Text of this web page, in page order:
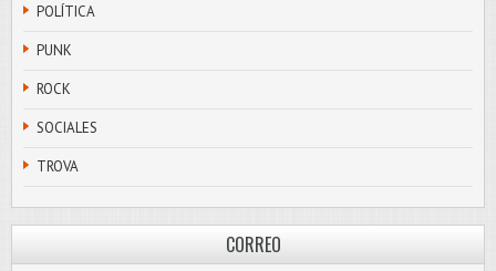
POLÍTICA
PUNK
ROCK
SOCIALES
TROVA
CORREO